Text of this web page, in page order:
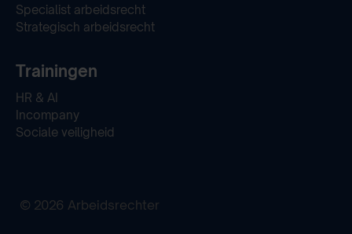
Specialist arbeidsrecht
Strategisch arbeidsrecht
Trainingen
HR & AI
Incompany
Sociale veiligheid
© 2026 Arbeidsrechter